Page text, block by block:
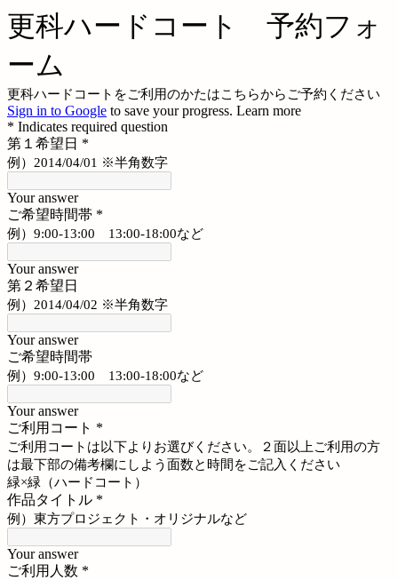
更科ハードコート 予約フォ
ーム
更科ハードコートをご利用のかたはこちらからご予約ください
Sign in to Google to save your progress. Learn more
* Indicates required question
第１希望日 *
例）2014/04/01 ※半角数字
Your answer
ご希望時間帯 *
例）9:00-13:00 13:00-18:00など
Your answer
第２希望日
例）2014/04/02 ※半角数字
Your answer
ご希望時間帯
例）9:00-13:00 13:00-18:00など
Your answer
ご利用コート *
ご利用コートは以下よりお選びください。２面以上ご利用の方
は最下部の備考欄にしよう面数と時間をご記入ください
緑×緑（ハードコート）
作品タイトル *
例）東方プロジェクト・オリジナルなど
Your answer
ご利用人数 *